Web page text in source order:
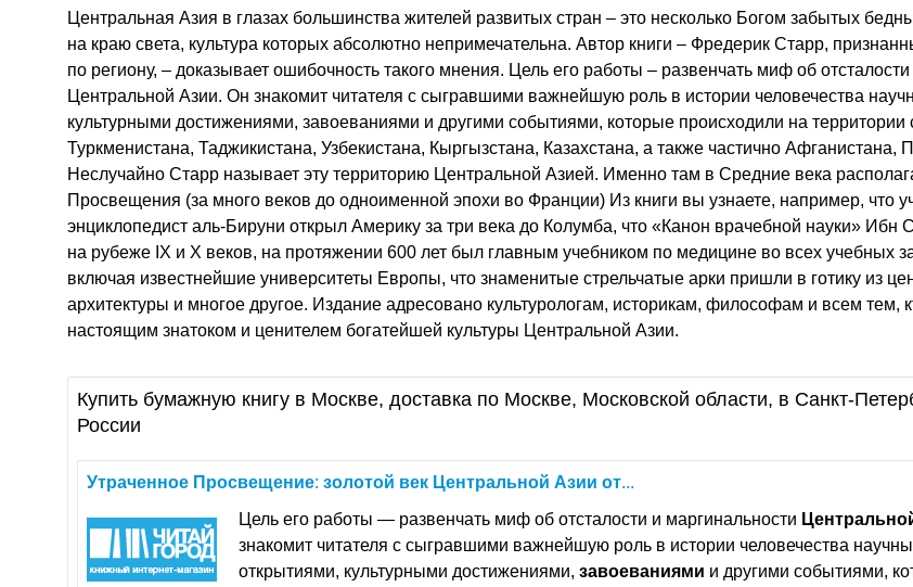
Центральная Азия в глазах большинства жителей развитых стран – это несколько Богом забытых
на краю света, культура которых абсолютно непримечательна. Автор книги – Фредерик Старр,
по региону, – доказывает ошибочность такого мнения. Цель его работы – развенчать миф об
Центральной Азии. Он знакомит читателя с сыгравшими важнейшую роль в истории человечества
культурными достижениями, завоеваниями и другими событиями, которые происходили на
Туркменистана, Таджикистана, Узбекистана, Кыргызстана, Казахстана, а также частично Афганистана,
Неслучайно Старр называет эту территорию Центральной Азией. Именно там в Средние века
Просвещения (за много веков до одноименной эпохи во Франции) Из книги вы узнаете, например, что
энциклопедист аль-Бируни открыл Америку за три века до Колумба, что «Канон врачебной науки» Ибн
на рубеже IX и X веков, на протяжении 600 лет был главным учебником по медицине во всех учебных
включая известнейшие университеты Европы, что знаменитые стрельчатые арки пришли в готику из
архитектуры и многое другое. Издание адресовано культурологам, историкам, философам и всем тем,
настоящим знатоком и ценителем богатейшей культуры Центральной Азии.
Купить бумажную книгу в Москве, доставка по Москве, Московской области, в Санкт-
России
Утраченное Просвещение: золотой век Центральной Азии от...
Цель его работы — развенчать миф об отсталости и маргинальности
знакомит читателя с сыгравшими важнейшую роль в истории человечества
открытиями, культурными достижениями, завоеваниями и другими событиями,